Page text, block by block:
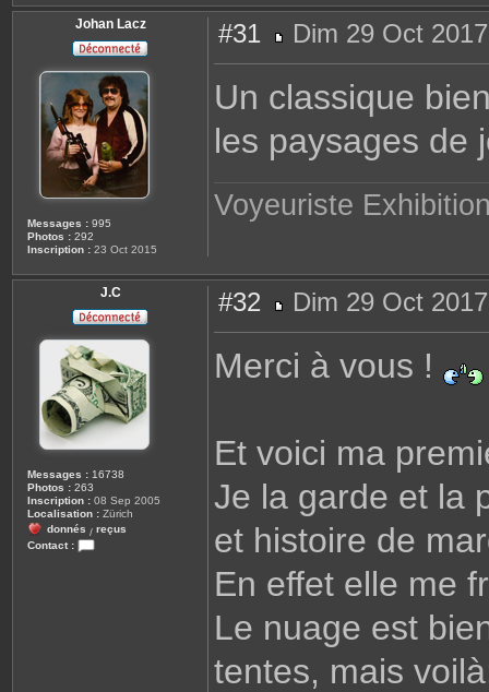
o
n
a
c
t
e
t
o
r
o
b
o
u
Johan Lacz
Messages : 995
Photos : 292
Inscription : 23 Oct 2015
#31
e
s
Dim 29 Oct
Un classique
les paysages de
Voyeuriste
J.C
Messages : 16738
Photos : 263
Inscription : 08 Sep 2005
Localisation : Zürich
donnés / reçus
Contact :
#32
e
Dim 29 Oct
Merci à vous !
Et voici ma
Je la garde et la
et histoire de
En effet elle me
Le nuage est
tentes, mais